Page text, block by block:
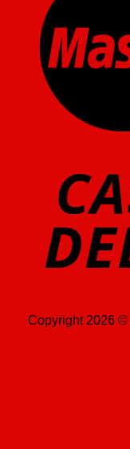
Copyright 2026 ©